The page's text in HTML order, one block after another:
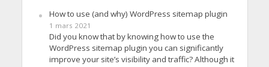
How to use (and why) WordPress sitemap plugin
1 mars 2021
Did you know that by knowing how to use the
WordPress sitemap plugin you can significantly
improve your site’s visibility and traffic? Although it